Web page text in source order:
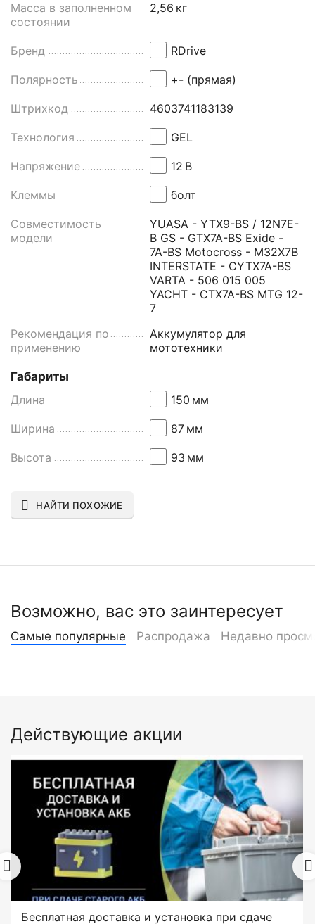
Масса в заполненном
состоянии
2,56 кг
Бренд RDrive
Полярность +- (прямая)
Штрихкод 4603741183139
Технология GEL
Напряжение 12 В
Клеммы болт
Совместимость
модели
YUASA - YTX9-BS / 12N7E-
B GS - GTX7A-BS Exide -
7A-BS Motocross - M32X7B
INTERSTATE - CYTX7A-BS
VARTA - 506 015 005
YACHT - CTX7A-BS MTG 12-
7
Рекомендация по
применению
Аккумулятор для
мототехники
Габариты
Длина
150 мм
Ширина 87 мм
Высота 93 мм
НАЙТИ ПОХОЖИЕ
Возможно, вас это заинтересует
Самые популярные Распродажа Недавно
Действующие акции
Бесплатная доставка и установка при сдаче